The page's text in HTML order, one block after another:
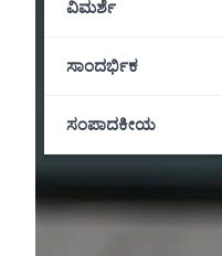
ವಿಮರ್ಶೆ
ಸಾಂದರ್ಭಿಕ
ಸಂಪಾದಕೀಯ